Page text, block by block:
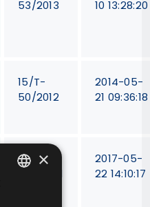
53/2013
10 13:28:20
15/T-
50/2012
2014-05-
21 09:36:18
15/T-
2017-05-
22 14:10:17
×